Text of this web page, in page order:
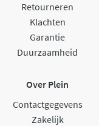
Retourneren
Klachten
Garantie
Duurzaamheid
Over Plein
Contactgegevens
Zakelijk